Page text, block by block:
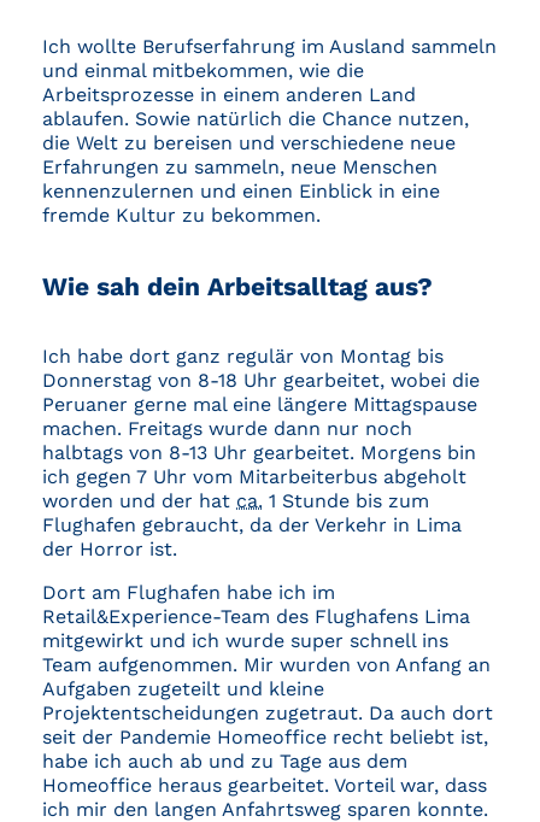
Ich wollte Berufserfahrung im Ausland sammeln
und einmal mitbekommen, wie die
Arbeitsprozesse in einem anderen Land
ablaufen. Sowie natürlich die Chance nutzen,
die Welt zu bereisen und verschiedene neue
Erfahrungen zu sammeln, neue Menschen
kennenzulernen und einen Einblick in eine
fremde Kultur zu bekommen.
Wie sah dein Arbeitsalltag aus?
Ich habe dort ganz regulär von Montag bis
Donnerstag von 8-18 Uhr gearbeitet, wobei die
Peruaner gerne mal eine längere Mittagspause
machen. Freitags wurde dann nur noch
halbtags von 8-13 Uhr gearbeitet. Morgens bin
ich gegen 7 Uhr vom Mitarbeiterbus abgeholt
worden und der hat ca. 1 Stunde bis zum
Flughafen gebraucht, da der Verkehr in Lima
der Horror ist.
Dort am Flughafen habe ich im
Retail&Experience-Team des Flughafens Lima
mitgewirkt und ich wurde super schnell ins
Team aufgenommen. Mir wurden von Anfang an
Aufgaben zugeteilt und kleine
Projektentscheidungen zugetraut. Da auch dort
seit der Pandemie Homeoffice recht beliebt ist,
habe ich auch ab und zu Tage aus dem
Homeoffice heraus gearbeitet. Vorteil war, dass
ich mir den langen Anfahrtsweg sparen konnte.